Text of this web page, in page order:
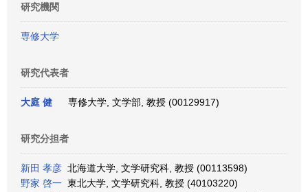
研究機関
専修大学
研究代表者
大庭 健 専修大学, 文学部, 教授 (00129917)
研究分担者
新田 孝彦 北海道大学, 文学研究科, 教授 (00113598)
野家 啓一 東北大学, 文学研究科, 教授 (40103220)